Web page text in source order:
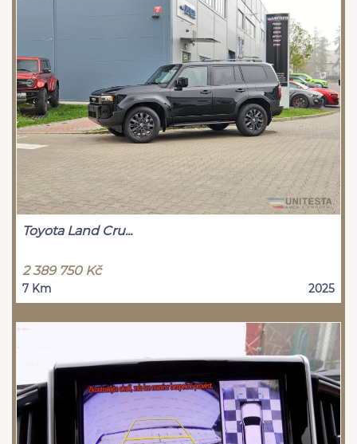
Toyota Land Cru...
2 389 750 Kč
7 Km 2025